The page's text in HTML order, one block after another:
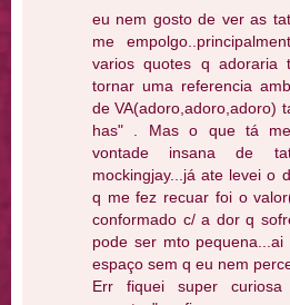
eu nem gosto de ver as
me
varios quotes q adoraria
tornar uma referencia
de VA(adoro,adoro,adoro)
has" . Mas o que tá
vontade insana de
mockingjay...já ate levei o
q me fez recuar foi o
conformado c/ a dor q
pode ser mto
espaço sem q eu nem
Err fiquei super